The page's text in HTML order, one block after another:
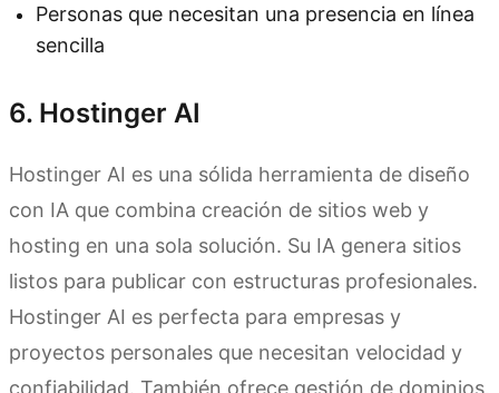
Personas que necesitan una presencia en línea
sencilla
6. Hostinger AI
Hostinger AI es una sólida herramienta de diseño
con IA que combina creación de sitios web y
hosting en una sola solución. Su IA genera sitios
listos para publicar con estructuras profesionales.
Hostinger AI es perfecta para empresas y
proyectos personales que necesitan velocidad y
confiabilidad. También ofrece gestión de dominios,